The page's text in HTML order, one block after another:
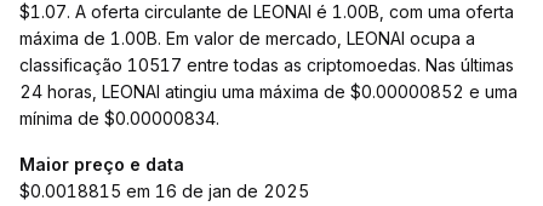
$1.07. A oferta circulante de LEONAI é 1.00B, com uma oferta
máxima de 1.00B. Em valor de mercado, LEONAI ocupa a
classificação 10517 entre todas as criptomoedas. Nas últimas
24 horas, LEONAI atingiu uma máxima de $0.00000852 e uma
mínima de $0.00000834.
Maior preço e data
$0.0018815 em 16 de jan de 2025